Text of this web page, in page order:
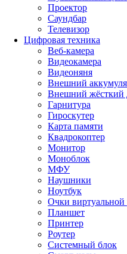
Проектор
Саундбар
Телевизор
Цифровая техника
Веб-камера
Видеокамера
Видеоняня
Внешний
Внешний жёсткий
Гарнитура
Гироскутер
Карта памяти
Квадрокоптер
Монитор
Моноблок
МФУ
Наушники
Ноутбук
Очки виртуальной
Планшет
Принтер
Роутер
Системный блок